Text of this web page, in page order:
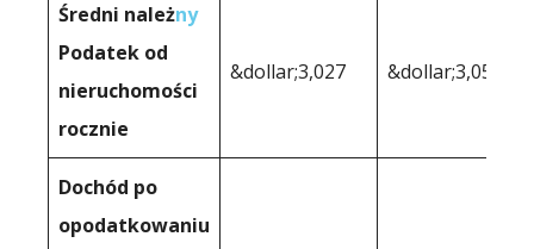
Średni należny
Podatek od
nieruchomości
rocznie
&dollar;3,027 &dollar;3,057
Dochód po
opodatkowaniu